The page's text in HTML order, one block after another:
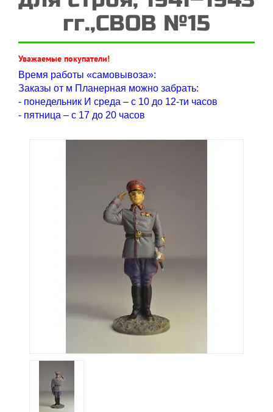
гг.,СВОВ №15
Уважаемые покупатели!
Время работы «самовывоза»:
Заказы от м Планерная можно забрать:
- понедельник И среда – с 10 до 12-ти часов
- пятница – с 17 до 20 часов